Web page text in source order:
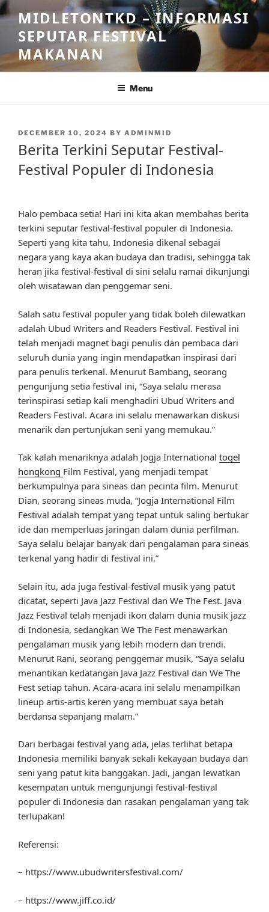
Skip
to
content
MIDLETONTKD – INFORMASI
SEPUTAR FESTIVAL
MAKANAN
Menu
POSTED
DECEMBER 10, 2024 BY ADMINMID
Berita Terkini Seputar Festival-
Festival Populer di Indonesia
Halo pembaca setia! Hari ini kita akan membahas berita
terkini seputar festival-festival populer di Indonesia.
Seperti yang kita tahu, Indonesia dikenal sebagai
negara yang kaya akan budaya dan tradisi, sehingga tak
heran jika festival-festival di sini selalu ramai dikunjungi
oleh wisatawan dan penggemar seni.
Salah satu festival populer yang tidak boleh dilewatkan
adalah Ubud Writers and Readers Festival. Festival ini
telah menjadi magnet bagi penulis dan pembaca dari
seluruh dunia yang ingin mendapatkan inspirasi dari
para penulis terkenal. Menurut Bambang, seorang
pengunjung setia festival ini, “Saya selalu merasa
terinspirasi setiap kali menghadiri Ubud Writers and
Readers Festival. Acara ini selalu menawarkan diskusi
menarik dan pertunjukan seni yang memukau.”
Tak kalah menariknya adalah Jogja International togel
hongkong Film Festival, yang menjadi tempat
berkumpulnya para sineas dan pecinta film. Menurut
Dian, seorang sineas muda, “Jogja International Film
Festival adalah tempat yang tepat untuk saling bertukar
ide dan memperluas jaringan dalam dunia perfilman.
Saya selalu belajar banyak dari pengalaman para sineas
terkenal yang hadir di festival ini.”
Selain itu, ada juga festival-festival musik yang patut
dicatat, seperti Java Jazz Festival dan We The Fest. Java
Jazz Festival telah menjadi ikon dalam dunia musik jazz
di Indonesia, sedangkan We The Fest menawarkan
pengalaman musik yang lebih modern dan trendi.
Menurut Rani, seorang penggemar musik, “Saya selalu
menantikan kedatangan Java Jazz Festival dan We The
Fest setiap tahun. Acara-acara ini selalu menampilkan
lineup artis-artis keren yang membuat saya betah
berdansa sepanjang malam.”
Dari berbagai festival yang ada, jelas terlihat betapa
Indonesia memiliki banyak sekali kekayaan budaya dan
seni yang patut kita banggakan. Jadi, jangan lewatkan
kesempatan untuk mengunjungi festival-festival
populer di Indonesia dan rasakan pengalaman yang tak
terlupakan!
Referensi:
– https://www.ubudwritersfestival.com/
– https://www.jiff.co.id/